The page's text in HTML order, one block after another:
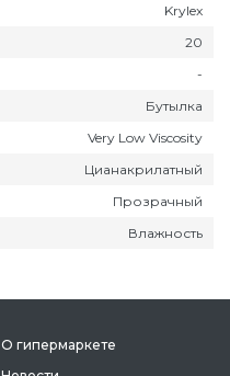
Krylex
20
-
Бутылка
Very Low Viscosity
Цианакрилатный
Прозрачный
Влажность
О гипермаркете